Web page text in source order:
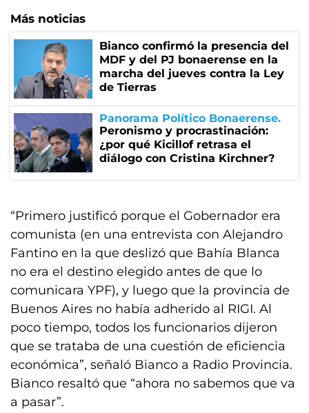
Más noticias
Bianco confirmó la presencia del
MDF y del PJ bonaerense en la
marcha del jueves contra la Ley
de Tierras
Panorama Político Bonaerense
Peronismo y procrastinación:
¿por qué Kicillof retrasa el
diálogo con Cristina Kirchner?
“Primero justificó porque el Gobernador era
comunista (en una entrevista con Alejandro
Fantino en la que deslizó que Bahía Blanca
no era el destino elegido antes de que lo
comunicara YPF), y luego que la provincia de
Buenos Aires no había adherido al RIGI. Al
poco tiempo, todos los funcionarios dijeron
que se trataba de una cuestión de eficiencia
económica”, señaló Bianco a Radio Provincia.
Bianco resaltó que “ahora no sabemos que va
a pasar”.